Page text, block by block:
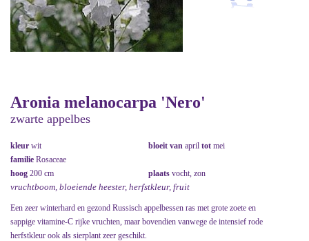
Aronia melanocarpa 'Nero'
zwarte appelbes
kleur wit bloeit van april tot mei
familie Rosaceae
hoog 200 cm plaats vocht, zon
vruchtboom, bloeiende heester, herfstkleur, fruit
Een zeer winterhard en gezond Russisch appelbessen ras met grote zoete en
sappige vitamine-C rijke vruchten, maar bovendien vanwege de intensief rode
herfstkleur ook als sierplant zeer geschikt.